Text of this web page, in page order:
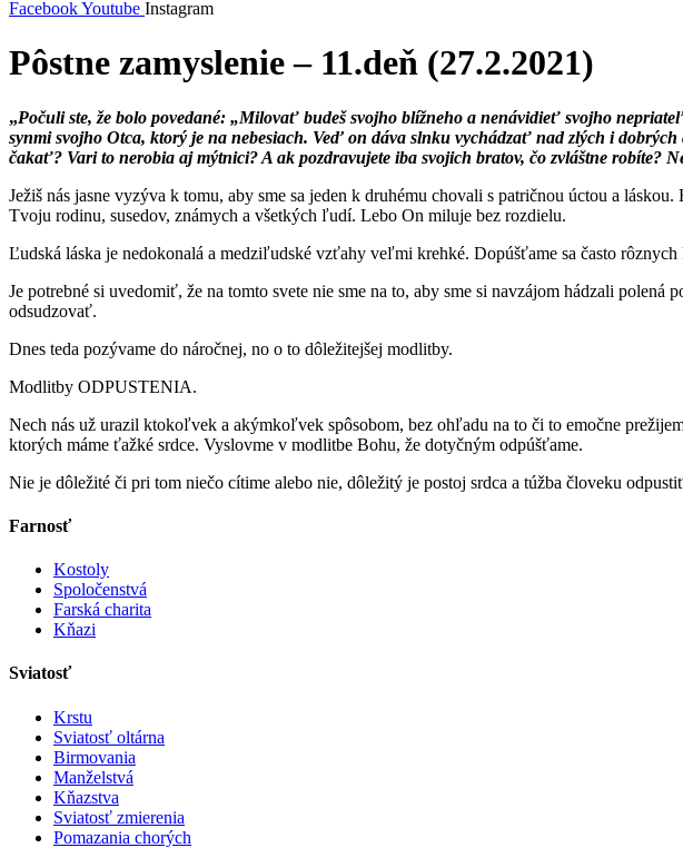
FacebookYoutube Instagram
Pôstne zamyslenie – 11.deň (27.2.2021)
„Počuli ste, že bolo povedané: „Milovať budeš svojho blížneho a nenávidieť svojho
synmi svojho Otca, ktorý je na nebesiach. Veď on dáva slnku vychádzať nad zlých i
čakať? Vari to nerobia aj mýtnici? A ak pozdravujete iba svojich bratov, čo zvláštne robíte?
Ježiš nás jasne vyzýva k tomu, aby sme sa jeden k druhému chovali s patričnou úctou a
Tvoju rodinu, susedov, známych a všetkých ľudí. Lebo On miluje bez rozdielu.
Ľudská láska je nedokonalá a medziľudské vzťahy veľmi krehké. Dopúšťame sa často
Je potrebné si uvedomiť, že na tomto svete nie sme na to, aby sme si navzájom hádzali
odsudzovať.
Dnes teda pozývame do náročnej, no o to dôležitejšej modlitby.
Modlitby ODPUSTENIA.
Nech nás už urazil ktokoľvek a akýmkoľvek spôsobom, bez ohľadu na to či to emočne
ktorých máme ťažké srdce. Vyslovme v modlitbe Bohu, že dotyčným odpúšťame.
Nie je dôležité či pri tom niečo cítime alebo nie, dôležitý je postoj srdca a túžba človeku
Farnosť
Kostoly
Spoločenstvá
Farská charita
Kňazi
Sviatosť
Krstu
Sviatosť oltárna
Birmovania
Manželstvá
Kňazstva
Sviatosť zmierenia
Pomazania chorých